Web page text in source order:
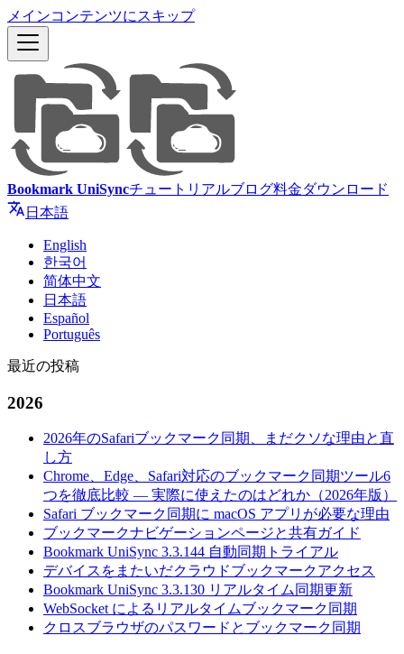
メインコンテンツにスキップ
Bookmark UniSyncチュートリアルブログ料金ダウンロード
日本語
English
한국어
简体中文
日本語
Español
Português
最近の投稿
2026
2026年のSafariブックマーク同期、まだクソな理由と直
し方
Chrome、Edge、Safari対応のブックマーク同期ツール6
つを徹底比較 — 実際に使えたのはどれか（2026年版）
Safari ブックマーク同期に macOS アプリが必要な理由
ブックマークナビゲーションページと共有ガイド
Bookmark UniSync 3.3.144 自動同期トライアル
デバイスをまたいだクラウドブックマークアクセス
Bookmark UniSync 3.3.130 リアルタイム同期更新
WebSocket によるリアルタイムブックマーク同期
クロスブラウザのパスワードとブックマーク同期